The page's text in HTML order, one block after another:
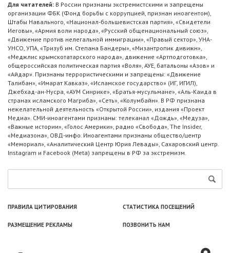
Для читателей: В России признаны экстремистскими и запрещены
организации ФБК (Фонд борьбы с коррупцией, признан иноагентом),
Штабы Навального, «Национал-большевистская партия», «Свидетели
Иеговы», «Армия воли народа», «Русский общенациональный союз»,
«Движение против нелегальной иммиграции», «Правый сектор», УНА-
УНСО, УПА, «Тризуб им. Степана Бандеры», «Мизантропик дивижн»,
«Меджлис крымскотатарского народа», движение «Артподготовка»,
общероссийская политическая партия «Воля», АУЕ, батальоны «Азов» и
«Айдар». Признаны террористическими и запрещены: «Движение
Талибан», «Имарат Кавказ», «Исламское государство» (ИГ, ИГИЛ),
Джебхад-ан-Нусра, «АУМ Синрике», «Братья-мусульмане», «Аль-Каида в
странах исламского Магриба», «Сеть», «Колумбайн». В РФ признана
нежелательной деятельность «Открытой России», издания «Проект
Медиа». СМИ-иноагентами признаны: телеканал «Дождь», «Медуза»,
«Важные истории», «Голос Америки», радио «Свобода», The Insider,
«Медиазона», ОВД-инфо. Иноагентами признаны общество/центр
«Мемориал», «Аналитический Центр Юрия Левады», Сахаровский центр.
Instagram и Facebook (Metа) запрещены в РФ за экстремизм.
ПРАВИЛА ЦИТИРОВАНИЯ СТАТИСТИКА ПОСЕЩЕНИЙ
РАЗМЕЩЕНИЕ РЕКЛАМЫ ПОЗВОНИТЬ НАМ